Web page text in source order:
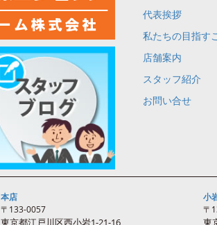
代表挨拶
私たちの目指す
店舗案内
スタッフ紹介
お問い合せ
本店
〒133-0057
東京都江戸川区西小岩1-21-16
小
〒
東